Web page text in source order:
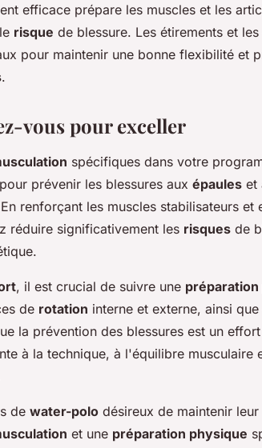
efficace prépare les muscles et les
risque de blessure. Les étirements et
pour maintenir une bonne flexibilité et
.
vous pour exceller
spécifiques dans votre
prévenir les blessures aux épaules et
renforçant les muscles stabilisateurs et
réduire significativement les risques de
, il est crucial de suivre une
de rotation interne et externe, ainsi
la prévention des blessures est un
à la technique, à l'équilibre musculaire
de water-polo désireux de maintenir
et une préparation physique